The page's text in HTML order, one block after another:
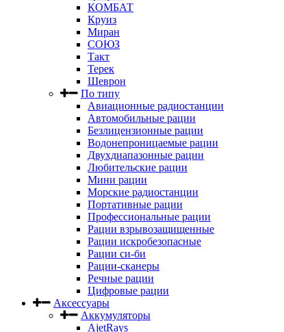
КОМБАТ
Круиз
Миран
СОЮЗ
Такт
Терек
Шеврон
По типу
Авиационные радиостанции
Автомобильные рации
Безлицензионные рации
Водонепроницаемые рации
Двухдиапазонные рации
Любительские рации
Мини рации
Морские радиостанции
Портативные рации
Профессиональные рации
Рации взрывозащищенные
Рации искробезопасные
Рации си-би
Рации-сканеры
Речные рации
Цифровые рации
Аксессуары
Аккумуляторы
AjetRays